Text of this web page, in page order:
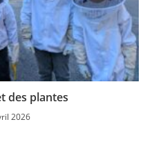
des plantes
2026